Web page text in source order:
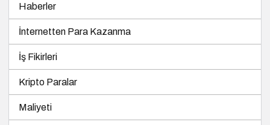
Haberler
İnternetten Para Kazanma
İş Fikirleri
Kripto Paralar
Maliyeti